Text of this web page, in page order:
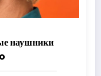
наушники